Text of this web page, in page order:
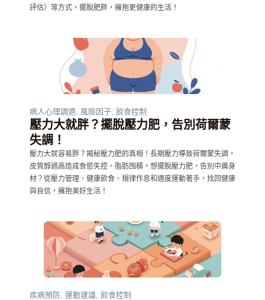
評估）等方式，擺脫肥胖，擁抱更健康的生活！
病人心理調適 風險因子 飲食控制
壓力大就胖？擺脫壓力肥，告別荷爾蒙
失調！
壓力大就容易胖？揭秘壓力肥的真相！長期壓力導致荷爾蒙失調，
皮質醇過高造成食慾失控、脂肪囤積。想擺脫壓力肥，告別中廣身
材？從壓力管理、健康飲食、規律作息和適度運動著手，找回健康
與自信，擁抱美好生活！
疾病預防 運動建議 飲食控制